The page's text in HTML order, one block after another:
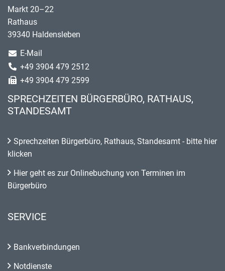
Markt 20–22
Rathaus
39340 Haldensleben
E-Mail
+49 3904 479 2512
+49 3904 479 2599
SPRECHZEITEN BÜRGERBÜRO, RATHAUS,
STANDESAMT
Sprechzeiten Bürgerbüro, Rathaus, Standesamt - bitte hier
klicken
Hier geht es zur Onlinebuchung von Terminen im
Bürgerbüro
SERVICE
Bankverbindungen
Notdienste